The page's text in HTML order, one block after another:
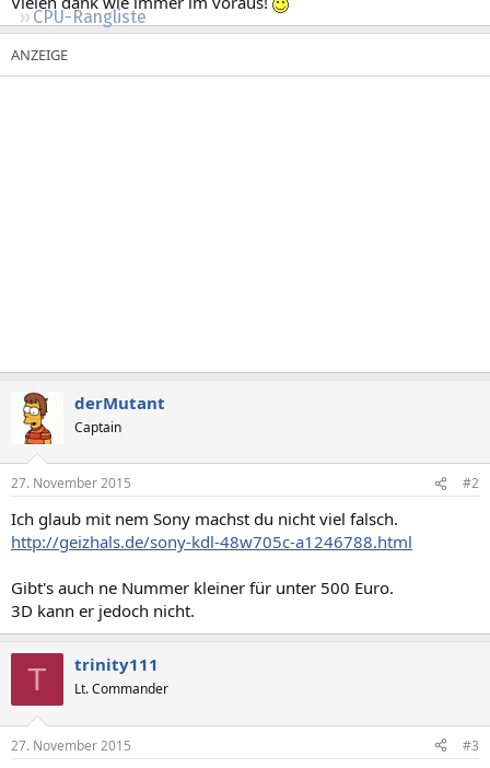
CPU-Rangliste
derMutant
Captain
27. November 2015 #2
Ich glaub mit nem Sony machst du nicht viel falsch.
http://geizhals.de/sony-kdl-48w705c-a1246788.html
Gibt's auch ne Nummer kleiner für unter 500 Euro.
3D kann er jedoch nicht.
T trinity111
Lt. Commander
27. November 2015 #3